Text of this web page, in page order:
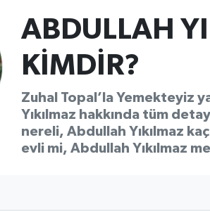
ABDULLAH
KIMDIR?
Zuhal Topal’la Yemekteyiz
Yıkılmaz hakkında tüm
nereli, Abdullah Yıkılmaz
evli mi, Abdullah Yıkılmaz